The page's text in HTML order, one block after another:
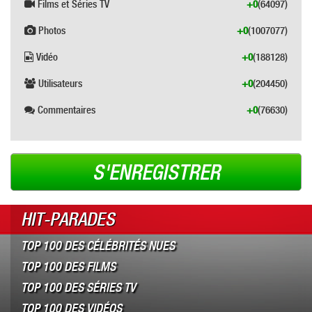
Films et Séries TV (64097)
+0
Photos (1007077)
+0
Vidéo (188128)
+0
Utilisateurs (204450)
+0
Commentaires (76630)
+0
S'ENREGISTRER
HIT-PARADES
TOP 100 DES CÉLÉBRITÉS NUES
TOP 100 DES FILMS
TOP 100 DES SÉRIES TV
TOP 100 DES VIDÉOS